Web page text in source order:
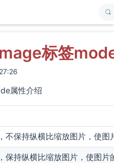
标签
属性介绍
不保持纵横比缩放图片，使
保持纵横比缩放图片，使图